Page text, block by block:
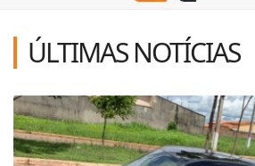
ÚLTIMAS NOTÍCIAS